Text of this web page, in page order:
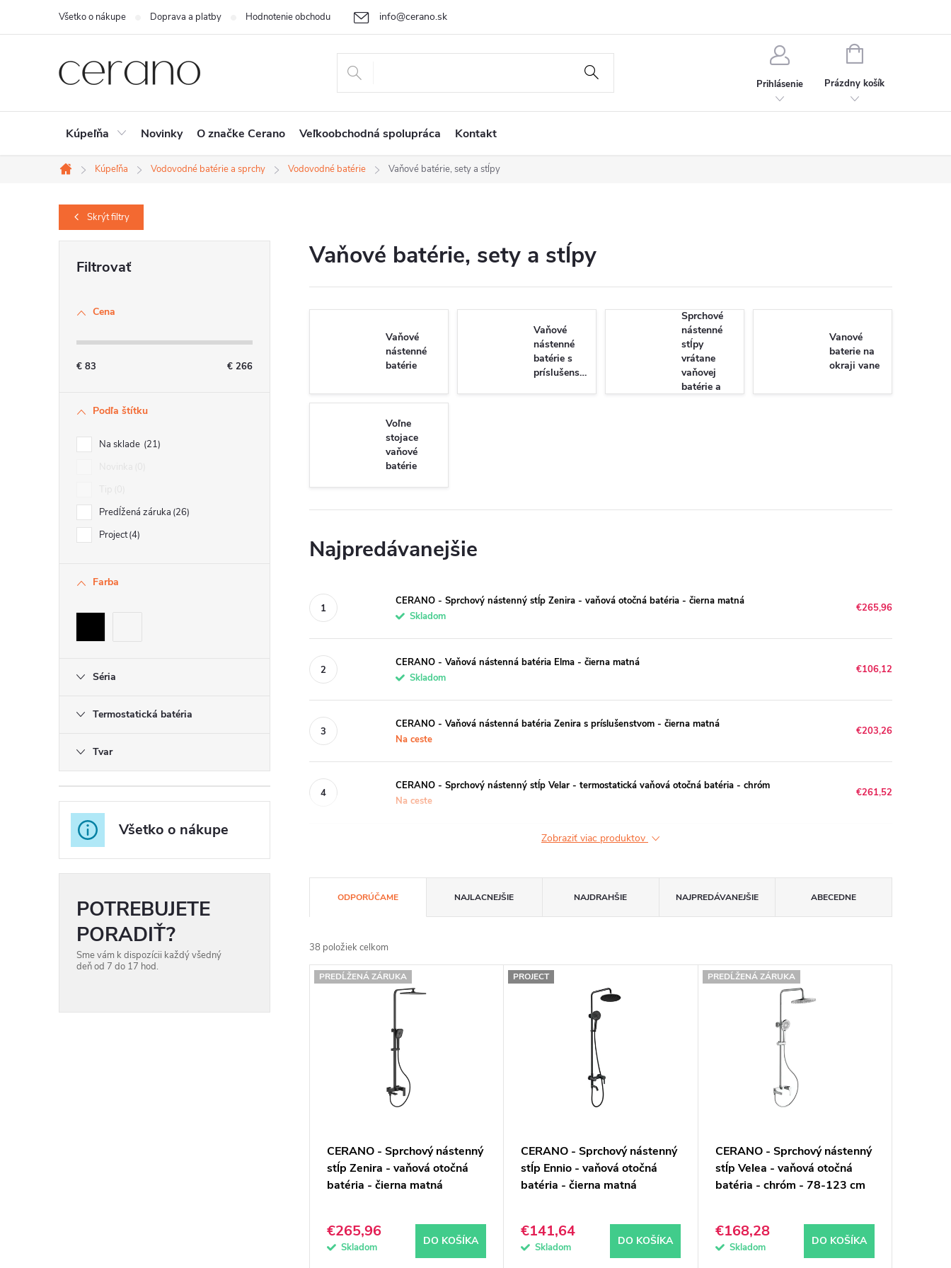
+421 232 195 445
info@cerano.sk
Všetko o nákupe Doprava a platby Hodnotenie obchodu Cenová ponuka na mieru
Prihlásenie
NÁKUPNÝ
Prázdny košík
Kúpeľňa Novinky O značke Cerano Veľkoobchodná spolupráca Kontakt
Domov
Kúpeľňa Vodovodné batérie a sprchy Vodovodné batérie Vaňové batérie, sety a stĺpy
Skrýtfiltry
Cena
€ 83 € 266
Podľa štítku
Na sklade 21
Predĺžená záruka 26
Project 4
Farba
Séria
Termostatická batéria
Tvar
Všetko o nákupe
POTREBUJETE
PORADIŤ?
Sme vám k dispozícii každý všedný
deň od 7 do 17 hod.
Vaňové batérie, sety a stĺpy
Vaňové
nástenné
batérie
Vaňové
nástenné
batérie s
príslušenstvom
Sprchové
nástenné
stĺpy
vrátane
vaňovej
batérie a
Vanové
baterie na
okraji vane
Voľne
stojace
vaňové
batérie
Najpredávanejšie
CERANO - Sprchový nástenný stĺp Zenira - vaňová otočná batéria - čierna matná
Skladom
€265,96
CERANO - Vaňová nástenná batéria Elma - čierna matná
Skladom
€106,12
CERANO - Vaňová nástenná batéria Zenira s príslušenstvom - čierna matná
Na ceste
€203,26
CERANO - Sprchový nástenný stĺp Velar - termostatická vaňová otočná batéria - chróm
Na ceste
€261,52
Zobraziť viac produktov
a
d
e
ODPORÚČAME NAJLACNEJŠIE NAJDRAHŠIE NAJPREDÁVANEJŠIE ABECEDNE
38 položiek celkom
VPREDĹŽENÁ ZÁRUKA
CERANO - Sprchový nástenný
stĺp Zenira - vaňová otočná
batéria - čierna matná
€265,96
Skladom DO KOŠÍKA
PROJECT
CERANO - Sprchový nástenný
stĺp Ennio - vaňová otočná
batéria - čierna matná
€141,64
Skladom DO KOŠÍKA
PREDĹŽENÁ ZÁRUKA
CERANO - Sprchový nástenný
stĺp Velea - vaňová otočná
batéria - chróm - 78-123 cm
€168,28
Skladom DO KOŠÍKA